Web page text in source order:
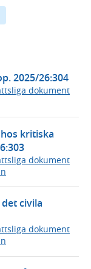
2025/26:304
dokument
kritiska
dokument
civila
dokument